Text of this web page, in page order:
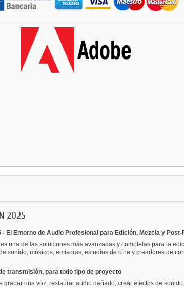
2025
- El Entorno de Audio Profesional para Edición, Mezcla y
una de las soluciones más avanzadas y completas para la
sonido, músicos, emisoras, estudios de cine y creadores de
transmisión, para todo tipo de proyecto
grabar una voz, restaurar audio dañado, crear efectos de